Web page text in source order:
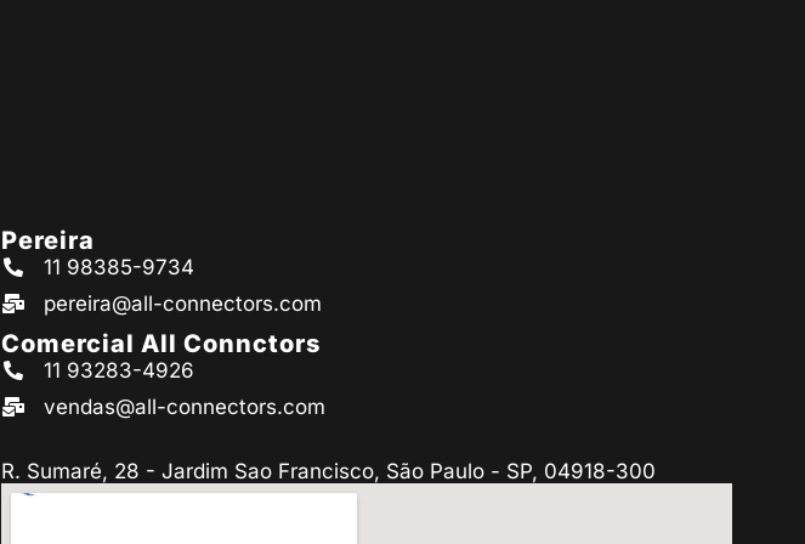
Pereira
11 98385-9734
pereira@all-connectors.com
Comercial All Connctors
11 93283-4926
vendas@all-connectors.com
R. Sumaré, 28 - Jardim Sao Francisco, São Paulo - SP, 04918-300